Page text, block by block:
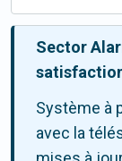
Sector
Système à
avec la